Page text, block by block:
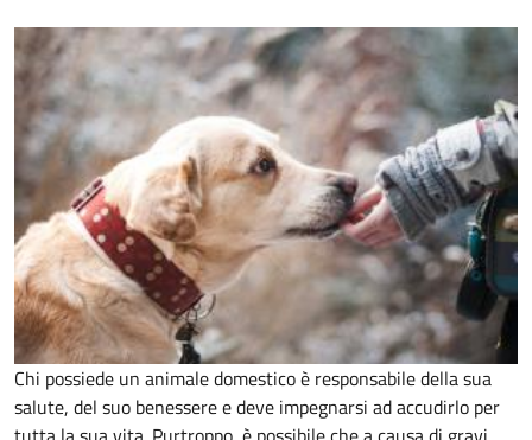
Chi possiede un animale domestico è responsabile della sua
salute, del suo benessere e deve impegnarsi ad accudirlo per